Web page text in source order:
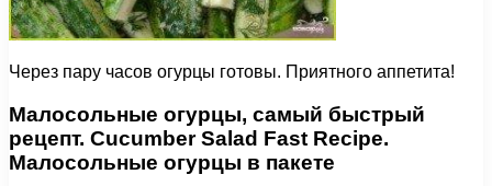
Через пару часов огурцы готовы. Приятного аппетита!
Малосольные огурцы, самый быстрый
рецепт. Cucumber Salad Fast Recipe.
Малосольные огурцы в пакете